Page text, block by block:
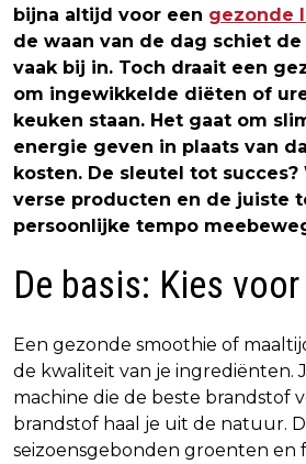
bijna altijd voor een gezonde
de waan van de dag schiet
vaak bij in. Toch draait een
om ingewikkelde diëten of
keuken staan. Het gaat om
energie geven in plaats van
kosten. De sleutel tot
verse producten en de juiste
persoonlijke tempo
De basis: Kies
Een gezonde smoothie of
de kwaliteit van je ingrediënten.
machine die de beste brandstof
brandstof haal je uit de natuur.
seizoensgebonden groenten en